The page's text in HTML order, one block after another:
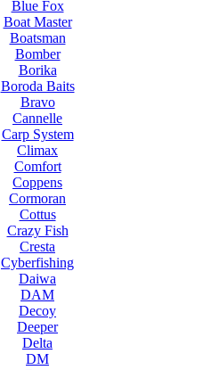
Blue Fox
Boat Master
Boatsman
Bomber
Borika
Boroda Baits
Bravo
Cannelle
Carp System
Climax
Comfort
Coppens
Cormoran
Cottus
Crazy Fish
Cresta
Cyberfishing
Daiwa
DAM
Decoy
Deeper
Delta
DM